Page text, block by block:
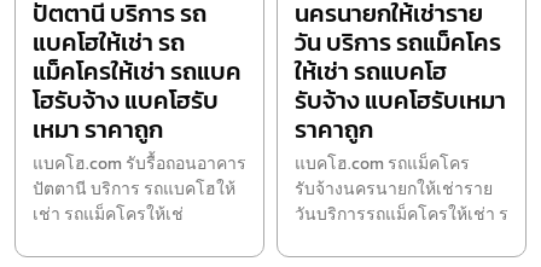
ปัตตานี บริการ รถ
แบคโฮให้เช่า รถ
แม็คโครให้เช่า รถแบค
โฮรับจ้าง แบคโฮรับ
เหมา ราคาถูก
แบคโฮ.com รับรื้อถอนอาคาร
ปัตตานี บริการ รถแบคโฮให้
เช่า รถแม็คโครให้เช่
นครนายกให้เช่าราย
วัน บริการ รถแม็คโคร
ให้เช่า รถแบคโฮ
รับจ้าง แบคโฮรับเหมา
ราคาถูก
แบคโฮ.com รถแม็คโคร
รับจ้างนครนายกให้เช่าราย
วันบริการรถแม็คโครให้เช่า ร